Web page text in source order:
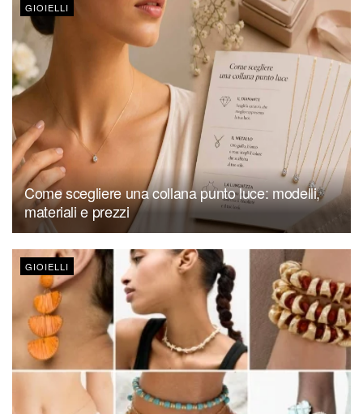
GIOIELLI
Come scegliere una collana punto luce: modelli,
materiali e prezzi
GIOIELLI